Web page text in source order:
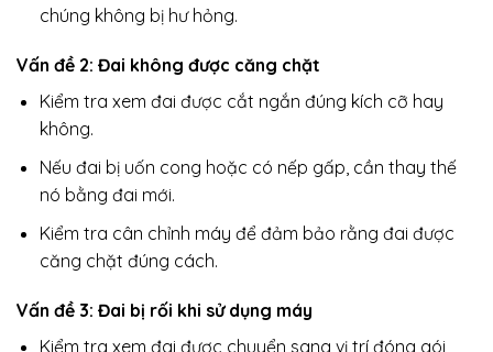
chúng không bị hư hỏng.
Vấn đề 2: Đai không được căng chặt
Kiểm tra xem đai được cắt ngắn đúng kích cỡ hay
không.
Nếu đai bị uốn cong hoặc có nếp gấp, cần thay thế
nó bằng đai mới.
Kiểm tra cân chỉnh máy để đảm bảo rằng đai được
căng chặt đúng cách.
Vấn đề 3: Đai bị rối khi sử dụng máy
Kiểm tra xem đai được chuyển sang vị trí đóng gói